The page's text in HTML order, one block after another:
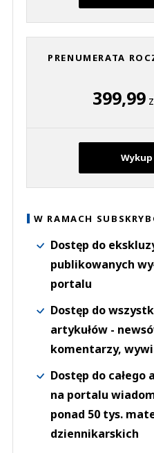
PRENUMERATA
399,99
W RAMACH
Dostęp do
publikowanych
portalu
Dostęp do
artykułów -
komentarzy,
Dostęp do
na portalu
ponad 50 tys.
dziennikarskich